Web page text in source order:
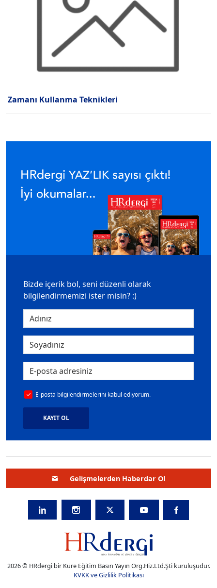
Zamanı Kullanma Teknikleri
Bizde içerik bol, seni düzenli olarak
bilgilendirmemizi ister misin? :)
E-posta bilgilendirmelerini kabul ediyorum.
KAYIT OL
Gelişmelerden Haberdar Ol
2026 © HRdergi bir Küre Eğitim Basın Yayın Org.Hiz.Ltd.Şti kuruluşudur.
KVKK ve Gizlilik Politikası